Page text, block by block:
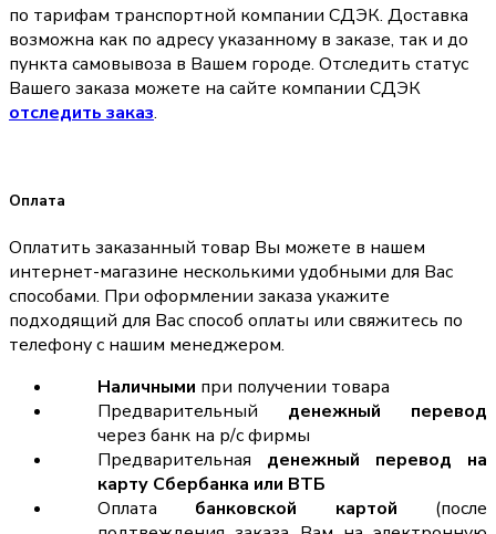
по тарифам транспортной компании СДЭК. Доставка
возможна как по адресу указанному в заказе, так и до
пункта самовывоза в Вашем городе. Отследить статус
Вашего заказа можете на сайте компании СДЭК
отследить заказ.
Оплата
Оплатить заказанный товар Вы можете в нашем
интернет-магазине несколькими удобными для Вас
способами. При оформлении заказа укажите
подходящий для Вас способ оплаты или свяжитесь по
телефону с нашим менеджером.
Наличными при получении товара
Предварительный денежный перевод
через банк на р/с фирмы
Предварительная денежный перевод на
карту Сбербанка или ВТБ
Оплата банковской картой (после